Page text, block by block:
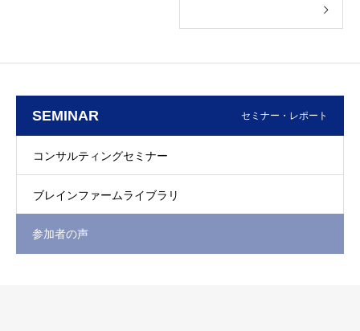
SEMINAR セミナー・レポート
コンサルティングセミナー
ブレインファームライブラリ
参加者の声